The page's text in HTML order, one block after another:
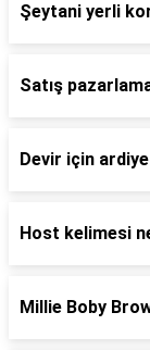
Şeytani yerli
Satış
Devir için
Host kelimesi
Millie Boby